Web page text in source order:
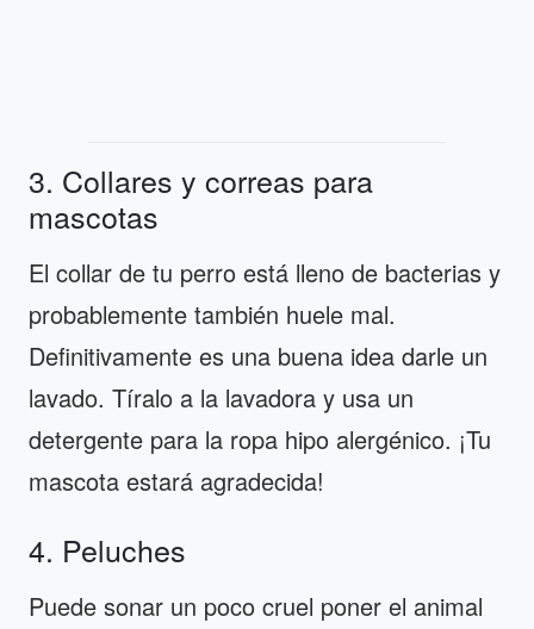
3. Collares y correas para
mascotas
El collar de tu perro está lleno de bacterias y
probablemente también huele mal.
Definitivamente es una buena idea darle un
lavado. Tíralo a la lavadora y usa un
detergente para la ropa hipo alergénico. ¡Tu
mascota estará agradecida!
4. Peluches
Puede sonar un poco cruel poner el animal